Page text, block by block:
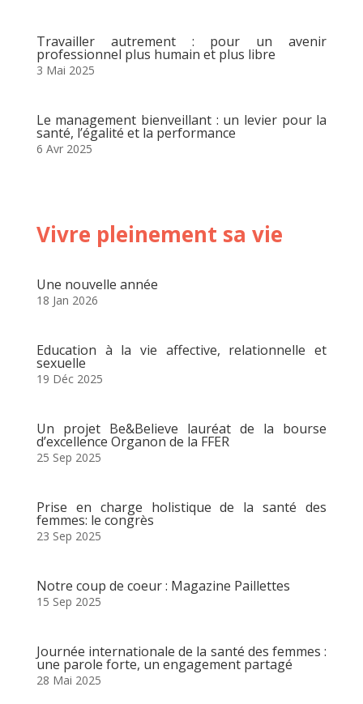
Travailler autrement : pour un avenir
professionnel plus humain et plus libre
3 Mai 2025
Le management bienveillant : un levier pour la
santé, l’égalité et la performance
6 Avr 2025
Vivre pleinement sa vie
Une nouvelle année
18 Jan 2026
Education à la vie affective, relationnelle et
sexuelle
19 Déc 2025
Un projet Be&Believe lauréat de la bourse
d’excellence Organon de la FFER
25 Sep 2025
Prise en charge holistique de la santé des
femmes: le congrès
23 Sep 2025
Notre coup de coeur : Magazine Paillettes
15 Sep 2025
Journée internationale de la santé des femmes :
une parole forte, un engagement partagé
28 Mai 2025